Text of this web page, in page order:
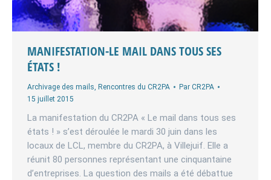
MANIFESTATION-LE MAIL DANS TOUS SES
ÉTATS !
Archivage des mails, Rencontres du CR2PA Par CR2PA
15 juillet 2015
La manifestation du CR2PA « Le mail dans tous ses
états ! » s’est déroulée le mardi 30 juin dans les
locaux de LCL, membre du CR2PA, à Villejuif. Elle a
réunit 80 personnes représentant une cinquantaine
d’entreprises. La question des mails a été débattue